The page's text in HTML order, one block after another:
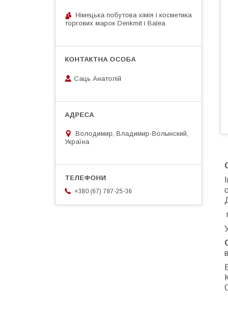
Німецька побутова хімія і косметика
торгових марок Denkmit i Balea
Саць Анатолій
Володимир, Владимир-Волынский,
Україна
+380 (67) 787-25-36